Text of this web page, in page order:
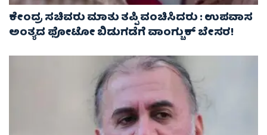
ಕೇಂದ್ರ ಸಚಿವರು ಮಾತು ತಪ್ಪಿ ವಂಚಿಸಿದರು : ಉಪವಾಸ
ಅಂತ್ಯದ ಫೋಟೋ ಬಿಡುಗಡೆಗೆ ವಾಂಗ್ಚುಕ್ ಬೇಸರ!